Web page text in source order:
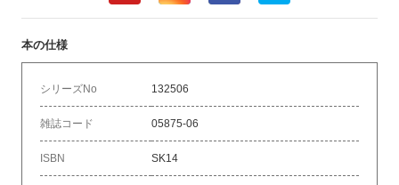
本の仕様
シリーズNo 132506
雑誌コード 05875-06
ISBN SK14